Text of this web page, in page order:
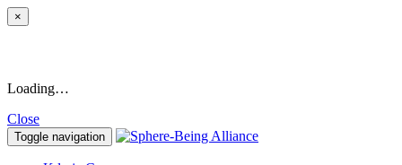
×
Loading…
Close
Toggle navigation